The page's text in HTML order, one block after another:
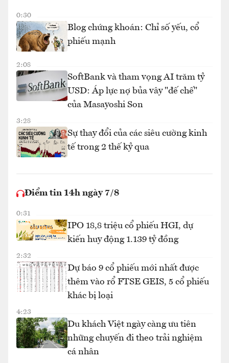
0:30
Blog chứng khoán: Chỉ số yếu, cổ
phiếu mạnh
2:08
SoftBank và tham vọng AI trăm tỷ
USD: Áp lực nợ bủa vây "đế chế"
của Masayoshi Son
3:28
Sự thay đổi của các siêu cường kinh
tế trong 2 thế kỷ qua
Điểm tin 14h ngày 7/8
0:31
IPO 18,8 triệu cổ phiếu HGI, dự
kiến huy động 1.139 tỷ đồng
2:32
Dự báo 9 cổ phiếu mới nhất được
thêm vào rổ FTSE GEIS, 5 cổ phiếu
khác bị loại
4:23
Du khách Việt ngày càng ưu tiên
những chuyến đi theo trải nghiệm
cá nhân